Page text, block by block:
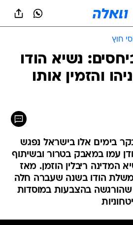
חוץ
נשיא הודו
והזמין אותו
בימים אלו בישראל נפגש
עמו במאבק בטרור ובשיתוף
המדינה ריבלין הוזמן. מאז
הודו בשנה שעברה חלה
בהצבעות במוסדות